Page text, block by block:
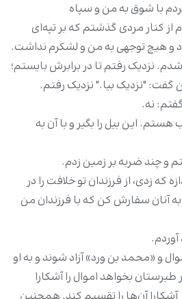
با شوق به من و سپاه
از کنار مردی گذشتم که بر تپه‌ای
و هیچ توجهی به من و لشکرم نداشت.
نزدیک رفتم تا در برابرش بایستم؛
گفت: "نزدیک بیا." نزدیک رفتم.
نه.
این بیل را بگیر و با آن به
و چند ضربه بر زمین زدم.
زدی، از فرزندان تو خلافت را در
سفارش کن که با فرزندان من
و «محمد بن ورد» آزاد شوند و به او
بخواهد اموال را آشکارا